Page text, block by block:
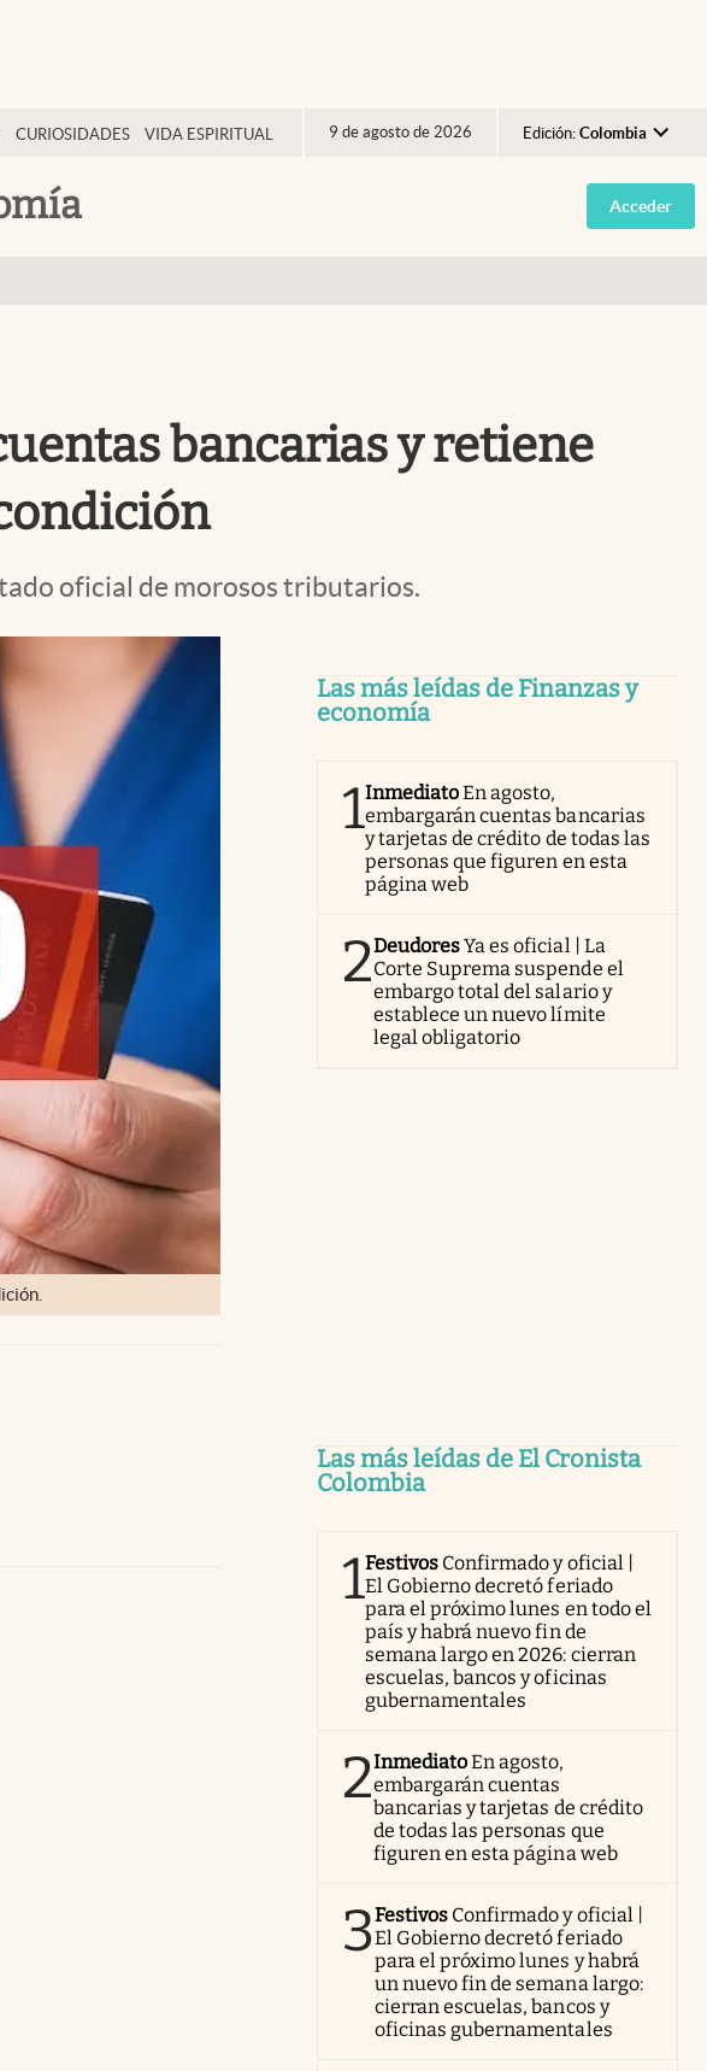
CURIOSIDADES VIDA ESPIRITUAL 9 de agosto de 2026 Edición: Colombia
Argentina
España
Acceder
bancarias y retiene
oficial de morosos tributarios.
Las más leídas de Finanzas y
economía
1InmediatoEn agosto,
embargarán cuentas bancarias
y tarjetas de crédito de todas las
personas que figuren en esta
página web
2DeudoresYa es oficial | La
Corte Suprema suspende el
embargo total del salario y
establece un nuevo límite
legal obligatorio
Las más leídas de El Cronista
Colombia
1Festivos Confirmado y oficial |
El Gobierno decretó feriado
para el próximo lunes en todo el
país y habrá nuevo fin de
semana largo en 2026: cierran
escuelas, bancos y oficinas
gubernamentales
2InmediatoEn agosto,
embargarán cuentas
bancarias y tarjetas de crédito
de todas las personas que
figuren en esta página web
3Festivos Confirmado y oficial |
El Gobierno decretó feriado
para el próximo lunes y habrá
un nuevo fin de semana largo:
cierran escuelas, bancos y
oficinas gubernamentales